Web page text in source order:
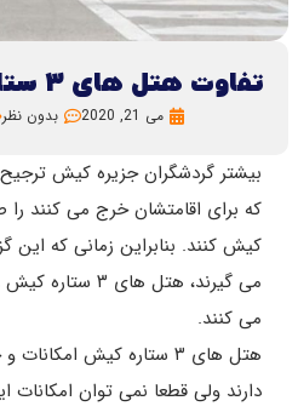
تفاوت هتل های ۳ ستاره کیش
می 21, 2020 بدون نظر
بیشتر گردشگران جزیره کیش
که برای اقامتشان خرج می کنند
کیش کنند. بنابراین زمانی که این
می کنند.
هتل های ۳ ستاره کیش
دارند ولی قطعا نمی توان